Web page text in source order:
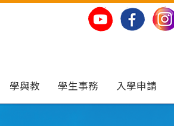
學與教 學生事務 入學申請